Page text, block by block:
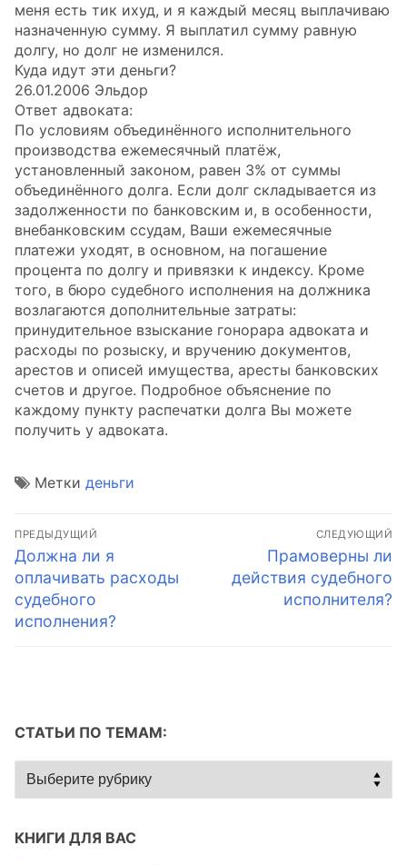
меня есть тик ихуд, и я каждый месяц выплачиваю
назначенную сумму. Я выплатил сумму равную
долгу, но долг не изменился.
Куда идут эти деньги?
26.01.2006 Эльдор
Ответ адвоката:
По условиям объединённого исполнительного
производства ежемесячный платёж,
установленный законом, равен 3% от суммы
объединённого долга. Если долг складывается из
задолженности по банковским и, в особенности,
внебанковским ссудам, Ваши ежемесячные
платежи уходят, в основном, на погашение
процента по долгу и привязки к индексу. Кроме
того, в бюро судебного исполнения на должника
возлагаются дополнительные затраты:
принудительное взыскание гонорара адвоката и
расходы по розыску, и вручению документов,
арестов и описей имущества, аресты банковских
счетов и другое. Подробное объяснение по
каждому пункту распечатки долга Вы можете
получить у адвоката.
Метки деньги
Навигация
по
записям
ПРЕДЫДУЩИЙ
Предыдущая
запись:
Должна ли я
оплачивать расходы
судебного
исполнения?
СЛЕДУЮЩИЙ
Следующая
запись:
Прамоверны ли
действия судебного
исполнителя?
СТАТЬИ ПО ТЕМАМ:
Статьи
по
КНИГИ ДЛЯ ВАС